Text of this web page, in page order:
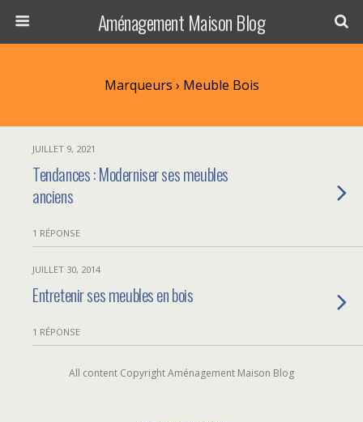
Aménagement Maison Blog
Marqueurs › Meuble Bois
JUILLET 9, 2021
Tendances : Moderniser ses meubles
anciens
1 RÉPONSE
JUILLET 30, 2014
Entretenir ses meubles en bois
1 RÉPONSE
All content Copyright Aménagement Maison Blog